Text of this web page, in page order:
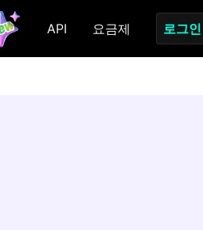
API 요금제 로그인